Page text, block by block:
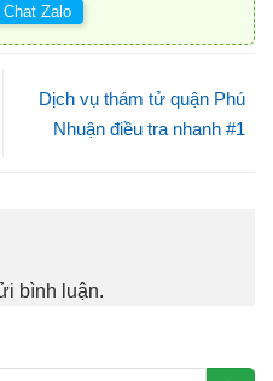
Chat Zalo
Dịch vụ thám tử quận Phú
Nhuận điều tra nhanh #1
bình luận.